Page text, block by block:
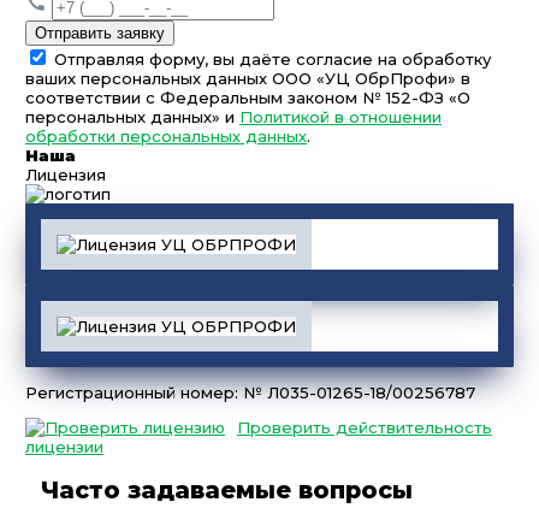
Отправить заявку
Отправляя форму, вы даёте согласие на обработку
ваших персональных данных ООО «УЦ ОбрПрофи» в
соответствии с Федеральным законом № 152-ФЗ «О
персональных данных» и Политикой в отношении
обработки персональных данных.
Наша
Лицензия
Регистрационный номер: № Л035-01265-18/00256787
Проверить действительность
лицензии
Часто задаваемые вопросы